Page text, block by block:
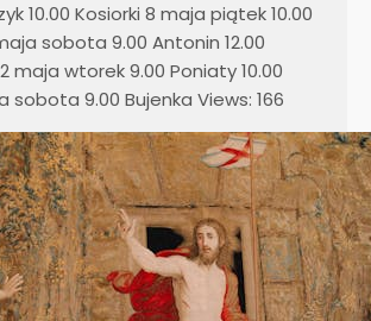
10.00 Kosiorki 8 maja piątek 10.00
sobota 9.00 Antonin 12.00
maja wtorek 9.00 Poniaty 10.00
sobota 9.00 Bujenka Views: 166